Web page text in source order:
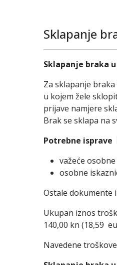
Sklapanje
Sklapanje braka
Za sklapanje
u kojem žele
prijave namjere
Brak se sklapa na
Potrebne isprave
važeće
osobne
Ostale dokumente
Ukupan iznos
140,00 kn (18,59
Navedene